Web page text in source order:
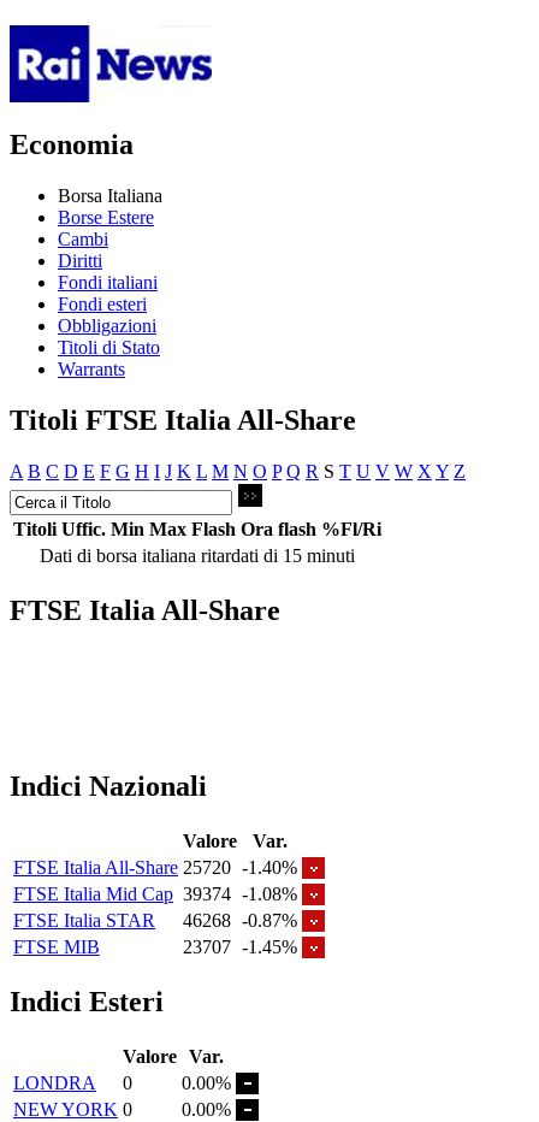
Economia
Borsa Italiana
Borse Estere
Cambi
Diritti
Fondi italiani
Fondi esteri
Obbligazioni
Titoli di Stato
Warrants
Titoli FTSE Italia All-Share
A B C D E F G H I J K L M N O P Q R S T U V W X Y Z
Titoli Uffic. Min Max Flash Ora flash %Fl/Ri
Dati di borsa italiana ritardati di 15 minuti
FTSE Italia All-Share
Indici Nazionali
Valore
Var.
FTSE Italia All-Share 25720 -1.40%
FTSE Italia Mid Cap 39374 -1.08%
FTSE Italia STAR
46268 -0.87%
FTSE MIB
23707 -1.45%
Indici Esteri
Valore Var.
LONDRA
0
0.00%
NEW YORK 0
0.00%